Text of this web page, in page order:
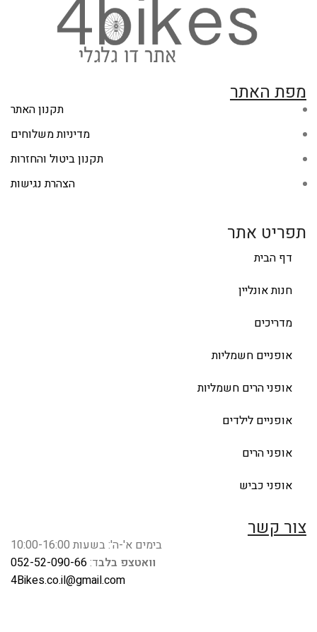
מפת האתר
תקנון האתר
מדיניות משלוחים
תקנון ביטול והחזרות
הצהרת נגישות
תפריט אתר
דף הבית
חנות אונליין
מדריכים
אופניים חשמליות
אופני הרים חשמליות
אופניים לילדים
אופני הרים
אופני כביש
צור קשר
בימים א'-ה': בשעות 10:00-16:00
וואטצפ בלבד:052-52-090-66
4Bikes.co.il@gmail.com